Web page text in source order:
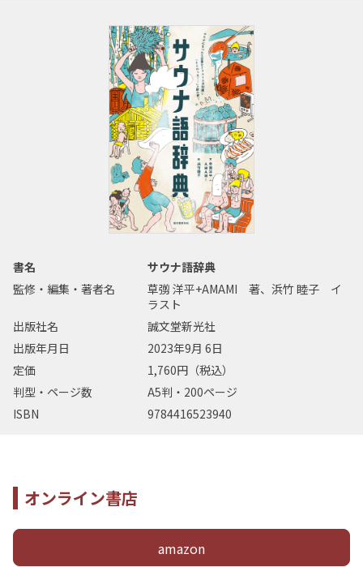
書名
サウナ語辞典
監修・編集・著者名
草彅 洋平+AMAMI 著、浜竹 睦子 イ
ラスト
出版社名
誠文堂新光社
出版年月日
2023年9月 6日
定価
1,760円（税込）
判型・ページ数
A5判・200ページ
ISBN
9784416523940
オンライン書店
amazon